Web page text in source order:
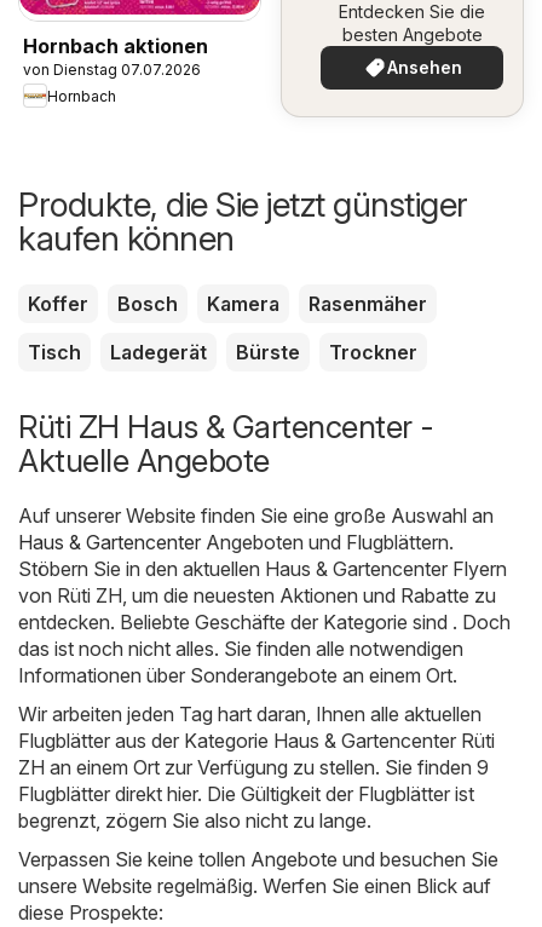
Hornbach aktionen
von Dienstag 07.07.2026
Hornbach
Entdecken Sie die
besten Angebote
Ansehen
Produkte, die Sie jetzt günstiger
kaufen können
Koffer Bosch Kamera
Rasenmäher
Tisch
Ladegerät Bürste Trockner
Rüti ZH Haus & Gartencenter -
Aktuelle Angebote
Auf unserer Website finden Sie eine große Auswahl an
Haus & Gartencenter Angeboten und Flugblättern.
Stöbern Sie in den aktuellen Haus & Gartencenter Flyern
von Rüti ZH, um die neuesten Aktionen und Rabatte zu
entdecken. Beliebte Geschäfte der Kategorie sind . Doch
das ist noch nicht alles. Sie finden alle notwendigen
Informationen über Sonderangebote an einem Ort.
Wir arbeiten jeden Tag hart daran, Ihnen alle aktuellen
Flugblätter aus der Kategorie Haus & Gartencenter Rüti
ZH an einem Ort zur Verfügung zu stellen. Sie finden 9
Flugblätter direkt hier. Die Gültigkeit der Flugblätter ist
begrenzt, zögern Sie also nicht zu lange.
Verpassen Sie keine tollen Angebote und besuchen Sie
unsere Website regelmäßig. Werfen Sie einen Blick auf
diese Prospekte: